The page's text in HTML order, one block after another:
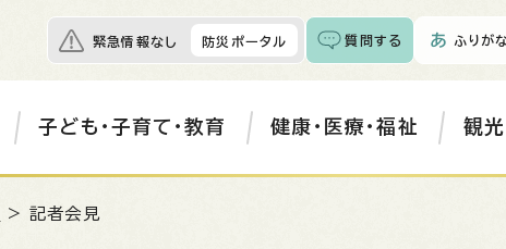
緊急情報なし 防災ポータル 質問する ふりが
子ども・子育て・教育 健康・医療・福祉 観光
> 記者会見